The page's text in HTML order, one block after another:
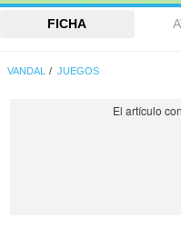
FICHA
VANDAL JUEGOS